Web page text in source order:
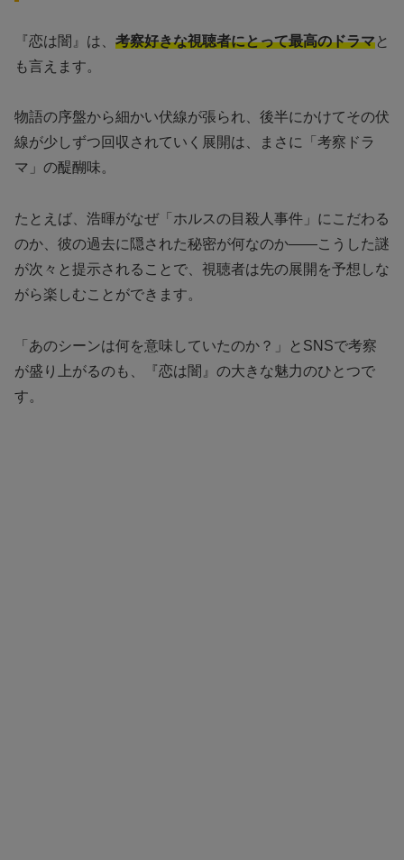
『恋は闇』は、 考察好きな視聴者にとって最高のドラマと
も言えます。
物語の序盤から細かい伏線が張られ、後半にかけてその伏
線が少しずつ回収されていく展開は、まさに「考察ドラ
マ」の醍醐味。
たとえば、浩暉がなぜ「ホルスの目殺人事件」にこだわる
のか、彼の過去に隠された秘密が何なのか——こうした謎
が次々と提示されることで、視聴者は先の展開を予想しな
がら楽しむことができます。
「あのシーンは何を意味していたのか？」とSNSで考察
が盛り上がるのも、『恋は闇』の大きな魅力のひとつで
す。